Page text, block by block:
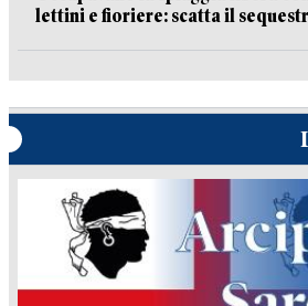
lettini e fioriere: scatta il